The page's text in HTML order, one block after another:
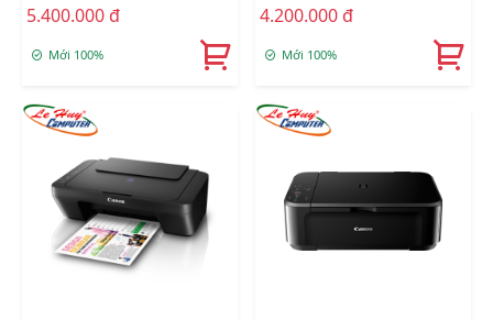
5.400.000 đ
Mới 100%
4.200.000 đ
Mới 100%